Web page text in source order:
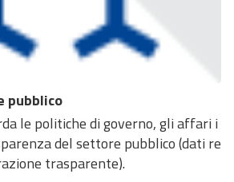
pubblico
le politiche di governo, gli affari i
del settore pubblico (dati re
trasparente).